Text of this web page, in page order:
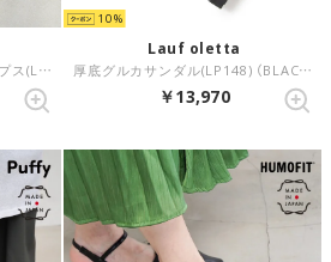
グルカバックストラップパンプス(LH123) （SILVER）
10
Lauf oletta
厚底グルカサンダル(LP148) （BLACK）
￥13,970